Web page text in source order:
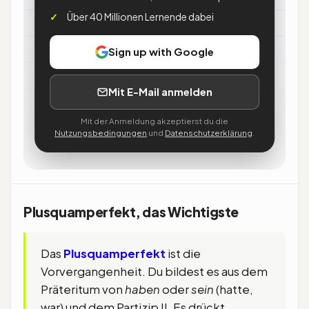
Hilfsverb
sein bei Bewegung (war gegangen),
sonst haben
Wann
(nachdem …)
Über 40 Millionen Lernende dabei
Sign up with Google
Mit E-Mail anmelden
Mit der Anmeldung akzeptierst du die
Nutzungsbedingungen und Datenschutzerklärung
Plusquamperfekt, das Wichtigste
Das Plusquamperfekt ist die
Vorvergangenheit. Du bildest es aus dem
Präteritum vonhabenodersein(hatte,